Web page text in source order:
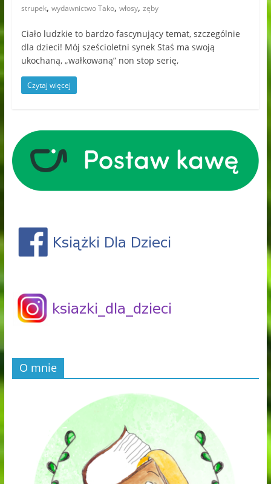
strupek, wydawnictwo Tako, włosy, zęby
Ciało ludzkie to bardzo fascynujący temat, szczególnie
dla dzieci! Mój sześcioletni synek Staś ma swoją
ukochaną, „wałkowaną” non stop serię,
Czytaj więcej
O mnie